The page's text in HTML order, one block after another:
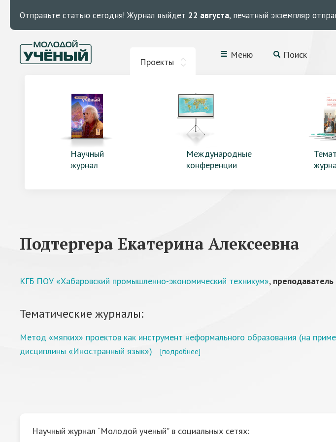
Отправьте статью сегодня! Журнал выйдет 22 августа, печатный экземпляр
Проекты
Меню Поиск
Научный
журнал
Международные
конференции
Подтергера Екатерина Алексеевна
КГБ ПОУ «Хабаровский промышленно-экономический техникум», преподаватель
Тематические журналы:
Метод «мягких» проектов как инструмент неформального образования (на
дисциплины «Иностранный язык»)
[подробнее]
Научный журнал “Молодой ученый” в социальных сетях: